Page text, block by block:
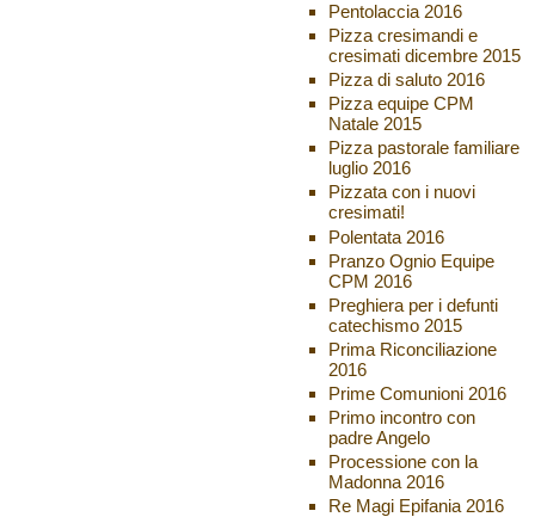
Pentolaccia 2016
Pizza cresimandi e
cresimati dicembre 2015
Pizza di saluto 2016
Pizza equipe CPM
Natale 2015
Pizza pastorale familiare
luglio 2016
Pizzata con i nuovi
cresimati!
Polentata 2016
Pranzo Ognio Equipe
CPM 2016
Preghiera per i defunti
catechismo 2015
Prima Riconciliazione
2016
Prime Comunioni 2016
Primo incontro con
padre Angelo
Processione con la
Madonna 2016
Re Magi Epifania 2016